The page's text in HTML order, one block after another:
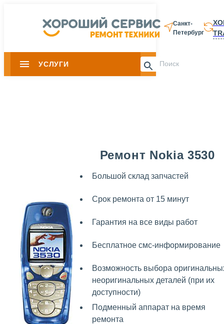
Санкт-
Петербург
УСЛУГИ 8 812 337-
Ремонт Nokia 3530
Большой склад запчастей
Срок ремонта от 15 минут
Гарантия на все виды работ
Бесплатное смс-информирование
Возможность выбора
неоригинальных деталей (при их
доступности)
Подменный аппарат на время
ремонта